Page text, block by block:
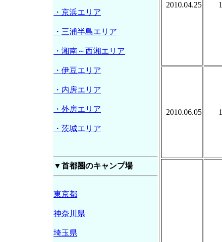
2010.04.25
2010.06.05
・京浜エリア
・三浦半島エリア
・湘南～西湘エリア
・伊豆エリア
・内房エリア
・外房エリア
・茨城エリア
▼首都圏のキャンプ場
東京都
神奈川県
埼玉県